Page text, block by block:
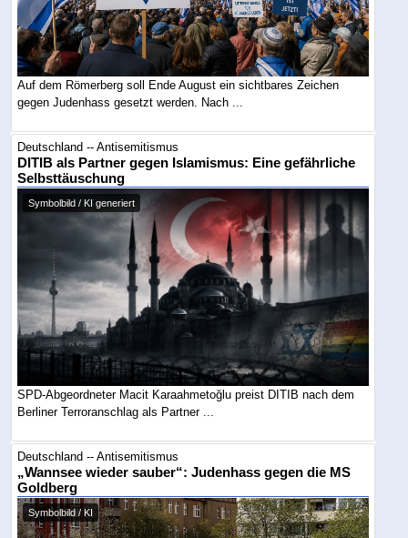
Auf dem Römerberg soll Ende August ein sichtbares Zeichen
gegen Judenhass gesetzt werden. Nach ...
Deutschland -- Antisemitismus
DITIB als Partner gegen Islamismus: Eine gefährliche
Selbsttäuschung
Symbolbild / KI generiert
SPD-Abgeordneter Macit Karaahmetoğlu preist DITIB nach dem
Berliner Terroranschlag als Partner ...
Deutschland -- Antisemitismus
„Wannsee wieder sauber“: Judenhass gegen die MS
Goldberg
Symbolbild / KI